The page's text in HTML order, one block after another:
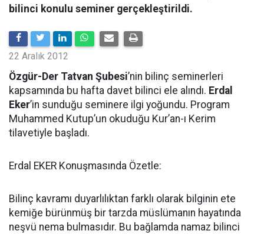
bilinci konulu seminer gerçekleştirildi.
22 Aralık 2012
Özgür-Der Tatvan Şubesi’nin bilinç seminerleri
kapsamında bu hafta davet bilinci ele alındı. Erdal
Eker’in sunduğu seminere ilgi yoğundu. Program
Muhammed Kutup’un okuduğu Kur’an-ı Kerim
tilavetiyle başladı.
Erdal EKER Konuşmasında Özetle:
Bilinç kavramı duyarlılıktan farklı olarak bilginin ete
kemiğe bürünmüş bir tarzda müslümanın hayatında
neşvü nema bulmasıdır. Bu bağlamda namaz bilinci